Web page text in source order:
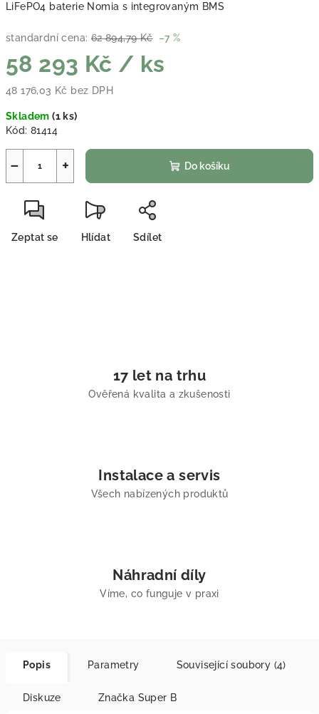
LiFePO4 baterie Nomia s integrovaným BMS
standardní cena: 62 894,79 Kč –7 %
58 293 Kč / ks
48 176,03 Kč bez DPH
Skladem(1 ks)
Kód: 81414
+
− Do košíku
Zeptat se Hlídat Sdílet
17 let na trhu
Ověřená kvalita a zkušenosti
Instalace a servis
Všech nabízených produktů
Náhradní díly
Víme, co funguje v praxi
Popis Parametry Související soubory (4)
Diskuze Značka Super B